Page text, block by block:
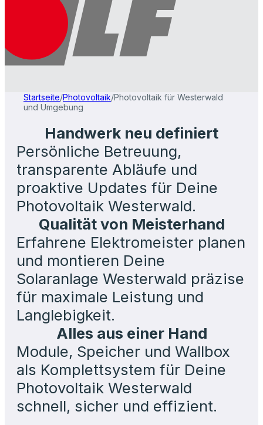
Startseite/Photovoltaik/Photovoltaik für Westerwald
und Umgebung
Handwerk neu definiert
Persönliche Betreuung,
transparente Abläufe und
proaktive Updates für Deine
Photovoltaik Westerwald.
Qualität von Meisterhand
Erfahrene Elektromeister planen
und montieren Deine
Solaranlage Westerwald präzise
für maximale Leistung und
Langlebigkeit.
Alles aus einer Hand
Module, Speicher und Wallbox
als Komplettsystem für Deine
Photovoltaik Westerwald
schnell, sicher und effizient.